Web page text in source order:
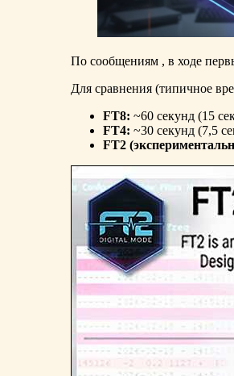
По сообщениям , в ходе
Для сравнения (типичное
FT8: ~60 секунд (15
FT4: ~30 секунд (7,5
FT2